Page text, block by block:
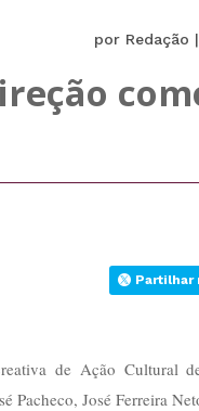
por Redação |
Partilhar
de Ação Cultural
Pacheco, José Ferreira